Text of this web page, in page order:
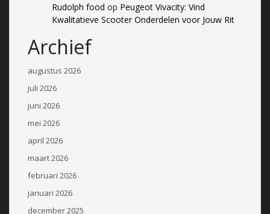
Rudolph food op Peugeot Vivacity: Vind
Kwalitatieve Scooter Onderdelen voor Jouw Rit
Archief
augustus 2026
juli 2026
juni 2026
mei 2026
april 2026
maart 2026
februari 2026
januari 2026
december 2025